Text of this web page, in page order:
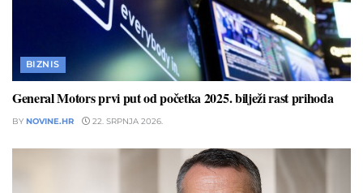
BIZNIS
General Motors prvi put od početka 2025. bilježi rast prihoda
BY NOVINE.HR 22. SRPNJA 2026.